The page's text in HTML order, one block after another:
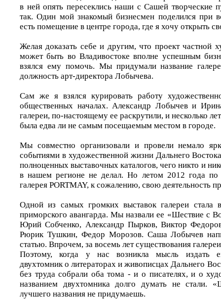
в ней опять пересеклись наши с Сашей творческие
так. Один мой знакомый бизнесмен поделился при
есть помещение в центре города, где я хочу открыть
Желая доказать себе и другим, что проект частной
может быть во Владивостоке вполне успешным
взялся ему помочь. Мы придумали название
должность арт-директора Лобычева.
Сам же я взялся курировать работу
общественных началах. Александр Лобычев и
галереи, по-настоящему ее раскрутили, и несколько
была едва ли не самым посещаемым местом в городе.
Мы совместно организовали и провели немало
событиями в художественной жизни Дальнего
полноценных выставочных каталогов, чего никто и
в нашем регионе не делал. Но летом 2012 года по
галерея PORTMAY, к сожалению, свою деятельность
Одной из самых громких выставок галереи стала
приморского авангарда. Мы назвали ее «Шествие с
Юрий Собченко, Александр Пырков, Виктор
Рюрик Тушкин, Федор Морозов. Саша Лобычев
статью. Впрочем, за восемь лет существования
Поэтому, когда у нас возникла мысль издать
двухтомник о литераторах и живописцах Дальнего
без труда собрали оба тома - и о писателях, и о
названием двухтомника долго думать не стали.
лучшего названия не придумаешь.